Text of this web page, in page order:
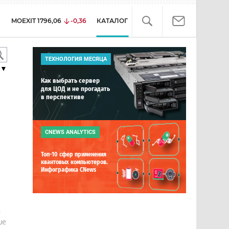
MOEXIT 1796,06 -0,36 КАТАЛОГ
▼
ТЕХНОЛОГИЯ МЕСЯЦА
Как выбрать сервер
для ЦОД и не прогадать
в перспективе
CNEWS ANALYTICS
Топ-10 сфер применения
квантовых компьютеров.
Инфографика CNews